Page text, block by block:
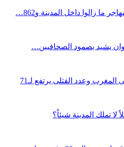
يشيد بصمود الصحافيين…
لا تملك المدينة شيئاً؟